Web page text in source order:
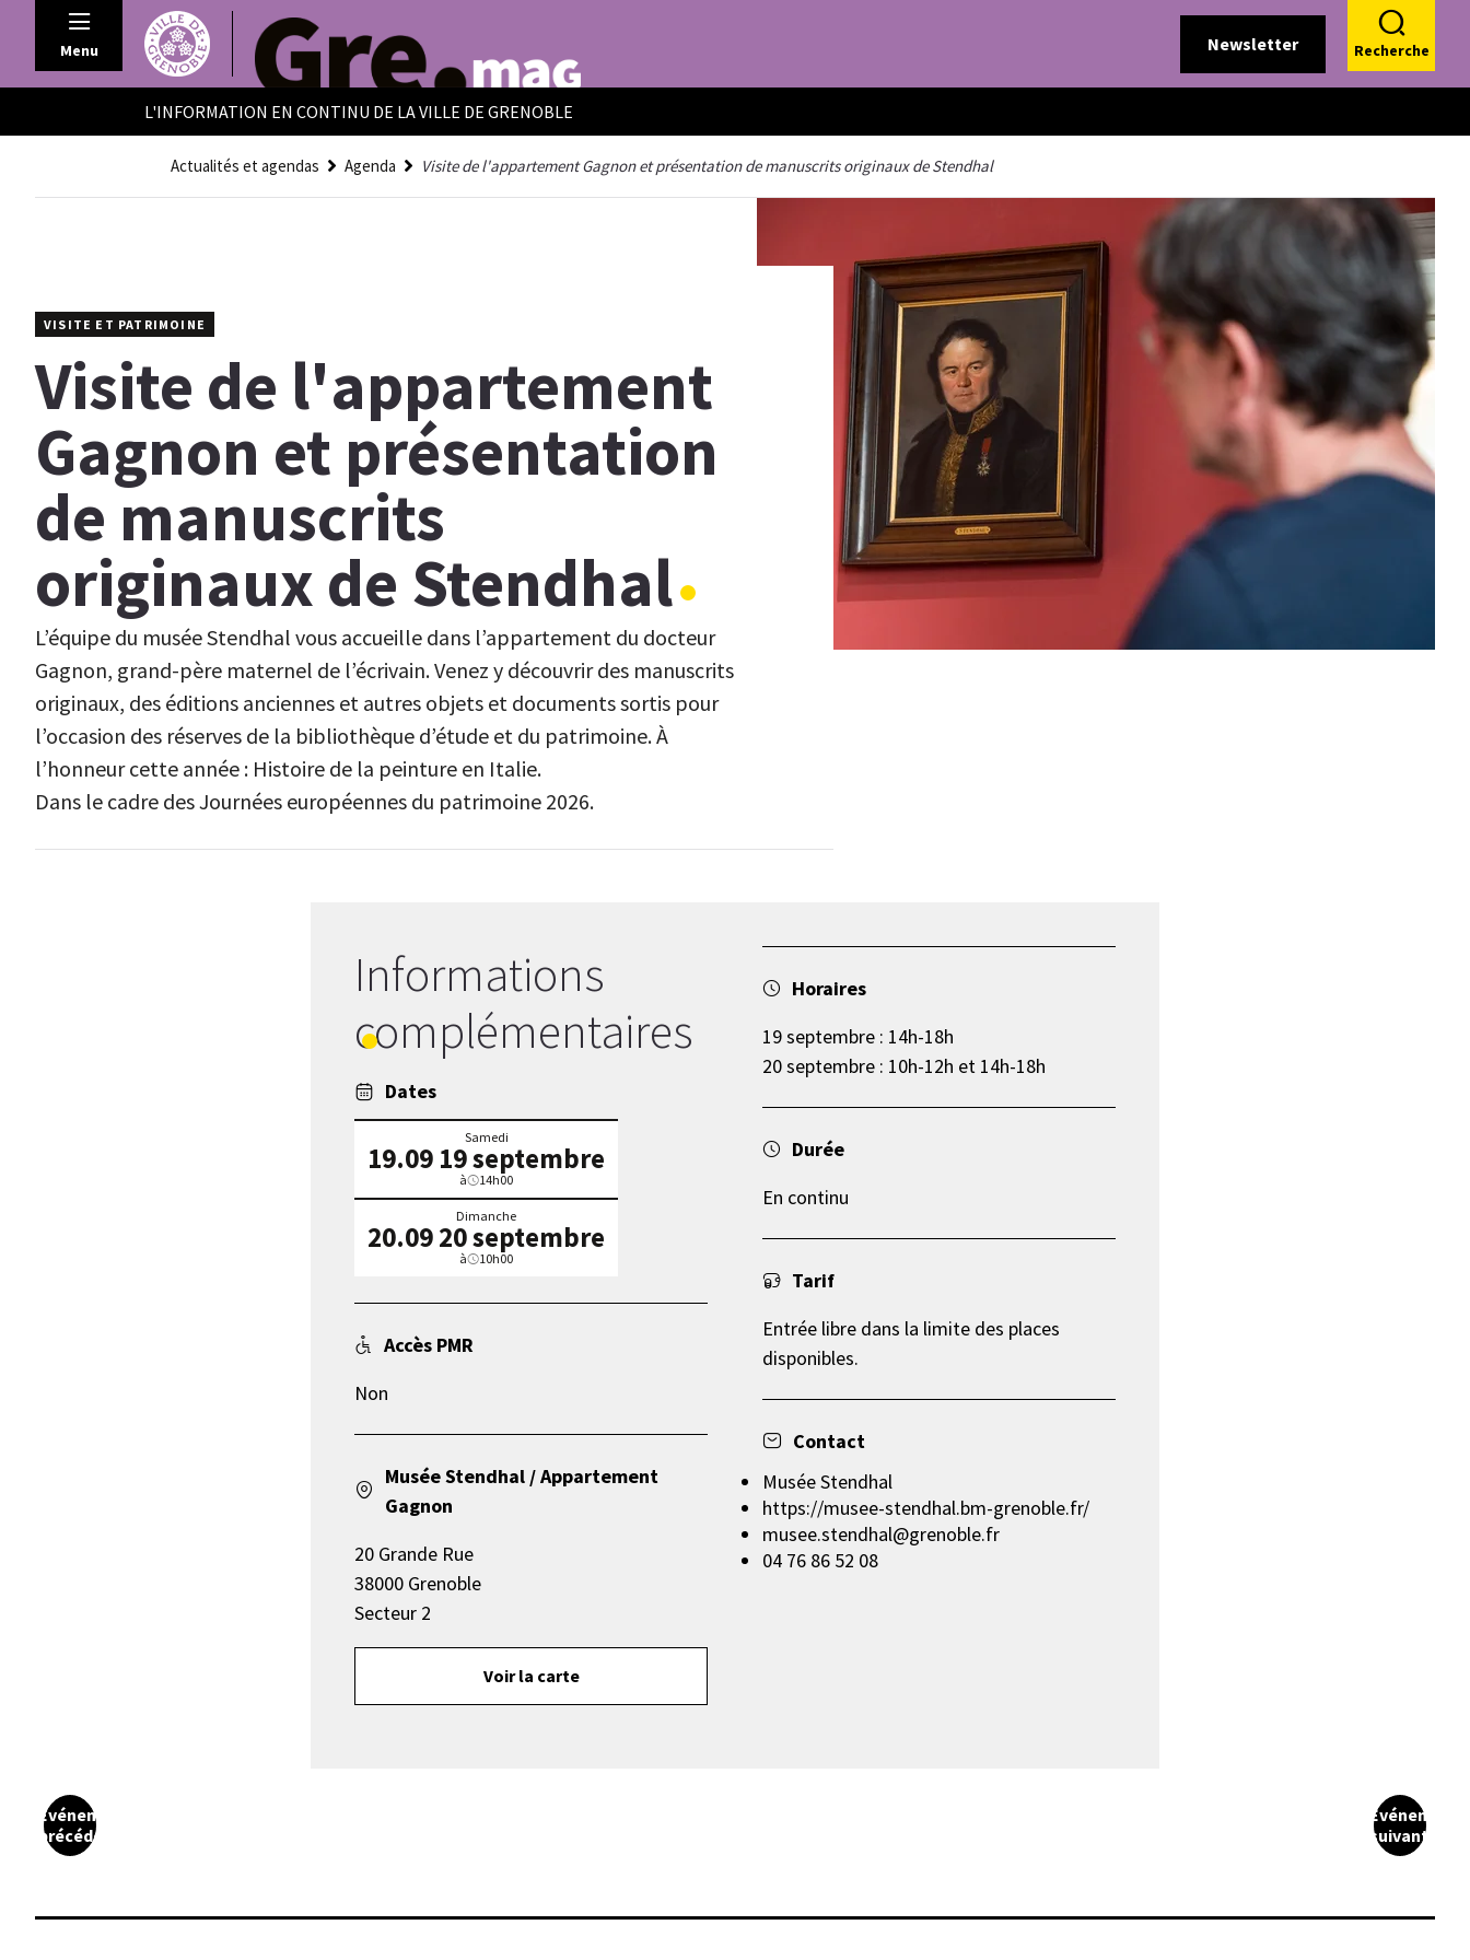
Panneau de gestion des cookies
Menu Newsletter Recherche
L'INFORMATION EN CONTINU DE LA VILLE DE GRENOBLE
Actualités et agendas Agenda Visite de l'appartement Gagnon et présentation de manuscrits originaux de Stendhal
Visite de l'appartement
Gagnon et présentation
de manuscrits
originaux de Stendhal
L’équipe du musée Stendhal vous accueille dans l’appartement du docteur
Gagnon, grand-père maternel de l’écrivain. Venez y découvrir des manuscrits
originaux, des éditions anciennes et autres objets et documents sortis pour
l’occasion des réserves de la bibliothèque d’étude et du patrimoine. À
l’honneur cette année : Histoire de la peinture en Italie.
Dans le cadre des Journées européennes du patrimoine 2026.
VISITE ET PATRIMOINE
Informations
complémentaires
Dates
Samedi
19.09 19 septembre
à 14h00
Dimanche
20.0920 septembre
à 10h00
Accès PMR
Non
Musée Stendhal / Appartement
Gagnon
20 Grande Rue
38000 Grenoble
Secteur 2
Voir la carte
Horaires
19 septembre : 14h-18h
20 septembre : 10h-12h et 14h-18h
Durée
En continu
Tarif
Entrée libre dans la limite des places
disponibles.
Contact
Musée Stendhal
https://musee-stendhal.bm-grenoble.fr/
musee.stendhal@grenoble.fr
04 76 86 52 08
Événement
précédent
Événement
suivant